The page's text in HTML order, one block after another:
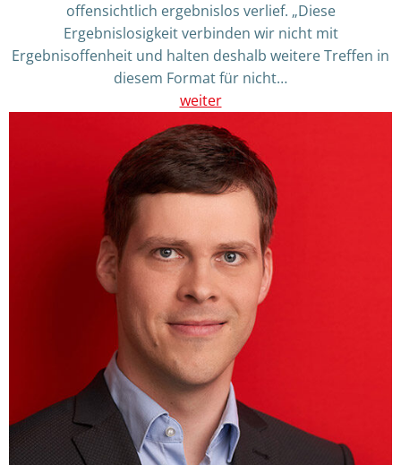
offensichtlich ergebnislos verlief. „Diese
Ergebnislosigkeit verbinden wir nicht mit
Ergebnisoffenheit und halten deshalb weitere Treffen in
diesem Format für nicht…
weiter